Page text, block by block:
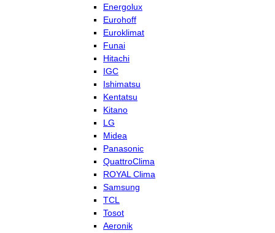
Energolux
Eurohoff
Euroklimat
Funai
Hitachi
IGC
Ishimatsu
Kentatsu
Kitano
LG
Midea
Panasonic
QuattroClima
ROYAL Clima
Samsung
TCL
Tosot
Aeronik